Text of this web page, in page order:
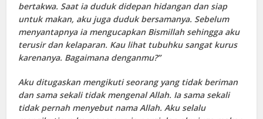
bertakwa. Saat ia duduk didepan hidangan dan siap
untuk makan, aku juga duduk bersamanya. Sebelum
menyantapnya ia mengucapkan Bismillah sehingga aku
terusir dan kelaparan. Kau lihat tubuhku sangat kurus
karenanya. Bagaimana denganmu?”
Aku ditugaskan mengikuti seorang yang tidak beriman
dan sama sekali tidak mengenal Allah. Ia sama sekali
tidak pernah menyebut nama Allah. Aku selalu